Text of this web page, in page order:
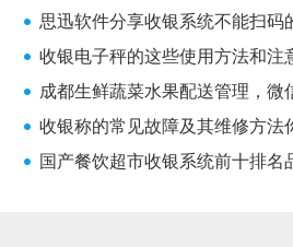
思迅软件分享收银系统不能扫码
收银电子秤的这些使用方法和注
成都生鲜蔬菜水果配送管理，微
收银称的常见故障及其维修方法
国产餐饮超市收银系统前十排名